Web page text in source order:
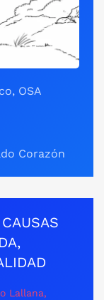
OSA
Corazón
Lallana,